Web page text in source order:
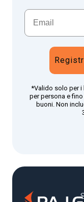
*Valido solo per i
per persona e
buoni. Non